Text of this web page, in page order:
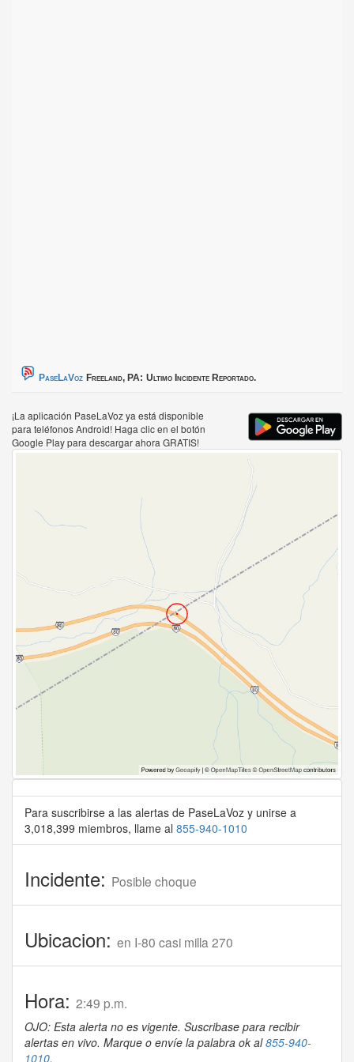
PaseLaVoz Freeland, PA: Ultimo Incidente Reportado.
¡La aplicación PaseLaVoz ya está disponible
para teléfonos Android! Haga clic en el botón
Google Play para descargar ahora GRATIS!
Para suscribirse a las alertas de PaseLaVoz y unirse a
3,018,399 miembros, llame al 855-940-1010
Incidente: Posible choque
Ubicacion: en I-80 casi milla 270
Hora: 2:49 p.m.
OJO: Esta alerta no es vigente. Suscribase para recibir
alertas en vivo. Marque o envíe la palabra ok al855-940-
1010.